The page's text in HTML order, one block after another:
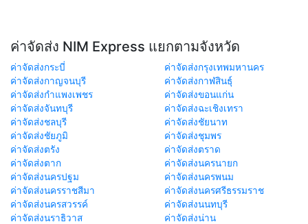
ค่าจัดส่ง NIM Express แยกตามจังหวัด
ค่าจัดส่งกระบี่
ค่าจัดส่งกรุงเทพมหานคร
ค่าจัดส่งกาญจนบุรี
ค่าจัดส่งกาฬสินธุ์
ค่าจัดส่งกำแพงเพชร
ค่าจัดส่งขอนแก่น
ค่าจัดส่งจันทบุรี
ค่าจัดส่งฉะเชิงเทรา
ค่าจัดส่งชลบุรี
ค่าจัดส่งชัยนาท
ค่าจัดส่งชัยภูมิ
ค่าจัดส่งชุมพร
ค่าจัดส่งตรัง
ค่าจัดส่งตราด
ค่าจัดส่งตาก
ค่าจัดส่งนครนายก
ค่าจัดส่งนครปฐม
ค่าจัดส่งนครพนม
ค่าจัดส่งนครราชสีมา
ค่าจัดส่งนครศรีธรรมราช
ค่าจัดส่งนครสวรรค์
ค่าจัดส่งนนทบุรี
ค่าจัดส่งนราธิวาส
ค่าจัดส่งน่าน